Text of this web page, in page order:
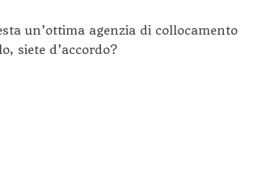
un’ottima agenzia di collocamento
siete d’accordo?